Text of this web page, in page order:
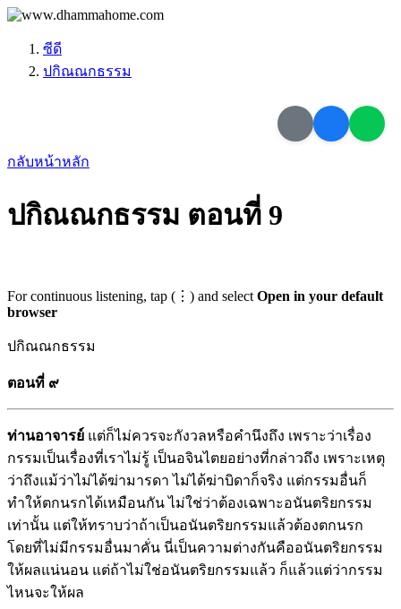
ซีดี
ปกิณณกธรรม
กลับหน้าหลัก
ปกิณณกธรรม ตอนที่ 9
For continuous listening, tap (⋮) and select Open in your default
browser
ปกิณณกธรรม
ตอนที่ ๙
ท่านอาจารย์ แต่ก็ไม่ควรจะกังวลหรือคำนึงถึง เพราะว่าเรื่อง
กรรมเป็นเรื่องที่เราไม่รู้ เป็นอจินไตยอย่างที่กล่าวถึง เพราะเหตุ
ว่าถึงแม้ว่าไม่ได้ฆ่ามารดา ไม่ได้ฆ่าบิดาก็จริง แต่กรรมอื่นก็
ทำให้ตกนรกได้เหมือนกัน ไม่ใช่ว่าต้องเฉพาะอนันตริยกรรม
เท่านั้น แต่ให้ทราบว่าถ้าเป็นอนันตริยกรรมแล้วต้องตกนรก
โดยที่ไม่มีกรรมอื่นมาคั่น นี่เป็นความต่างกันคืออนันตริยกรรม
ให้ผลแน่นอน แต่ถ้าไม่ใช่อนันตริยกรรมแล้ว ก็แล้วแต่ว่ากรรม
ไหนจะให้ผล